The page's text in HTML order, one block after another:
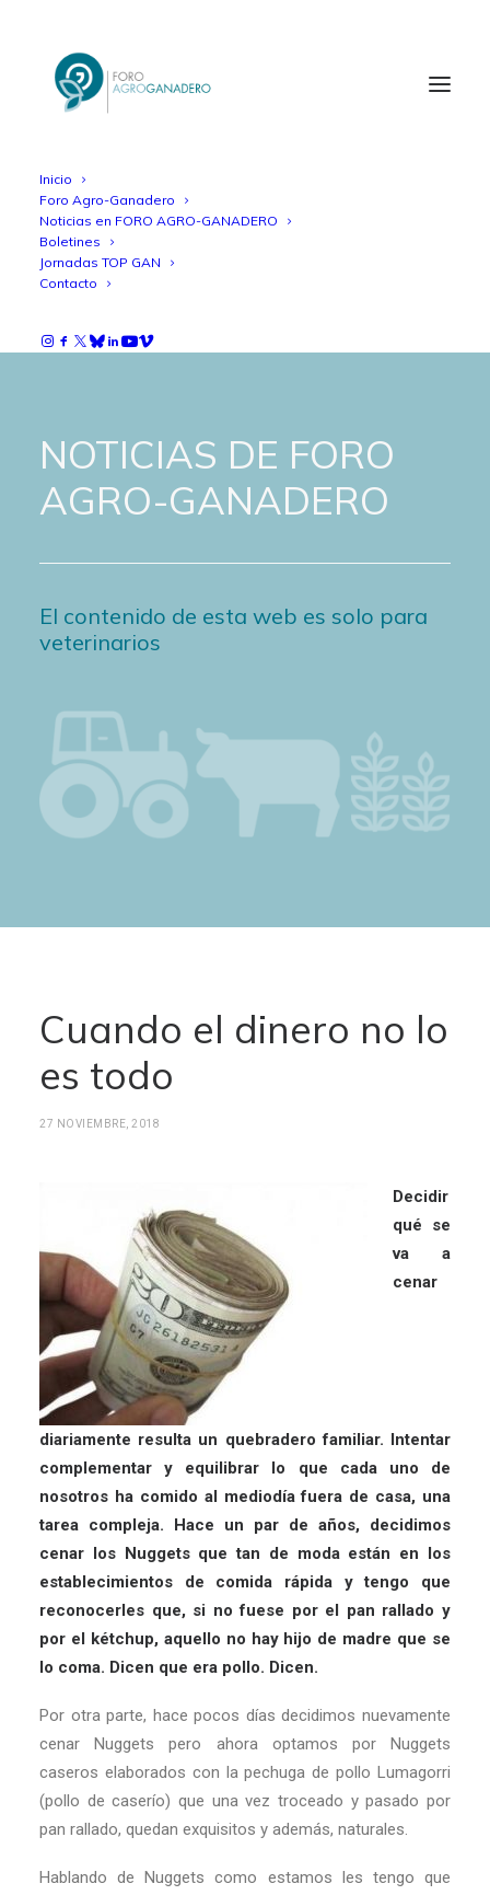
Inicio
Foro Agro-Ganadero
Noticias en FORO AGRO-GANADERO
Boletines
Jornadas TOP GAN
Contacto
NOTICIAS DE FORO
AGRO-GANADERO
El contenido de esta web es solo para
veterinarios
Cuando el dinero no lo
es todo
27 NOVIEMBRE, 2018
Decidir
qué se
va a
cenar
diariamente resulta un quebradero familiar. Intentar
complementar y equilibrar lo que cada uno de
nosotros ha comido al mediodía fuera de casa, una
tarea compleja. Hace un par de años, decidimos
cenar los Nuggets que tan de moda están en los
establecimientos de comida rápida y tengo que
reconocerles que, si no fuese por el pan rallado y
por el kétchup, aquello no hay hijo de madre que se
lo coma. Dicen que era pollo. Dicen.
Por otra parte, hace pocos días decidimos nuevamente
cenar Nuggets pero ahora optamos por Nuggets
caseros elaborados con la pechuga de pollo Lumagorri
(pollo de caserío) que una vez troceado y pasado por
pan rallado, quedan exquisitos y además, naturales.
Hablando de Nuggets como estamos les tengo que